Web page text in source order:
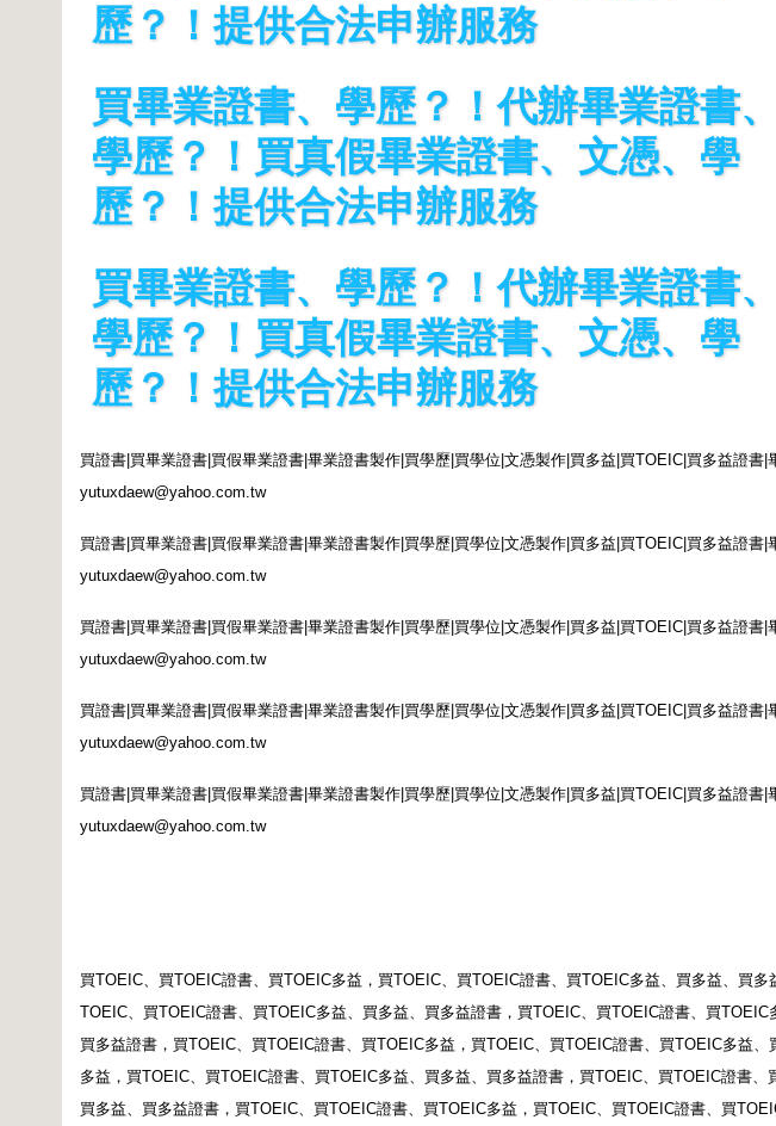
歷？！提供合法申辦服務
買畢業證書、學歷？！代辦畢業證書、
學歷？！買真假畢業證書、文憑、學
歷？！提供合法申辦服務
買畢業證書、學歷？！代辦畢業證書、
學歷？！買真假畢業證書、文憑、學
歷？！提供合法申辦服務
買證書 買畢業證書 買假畢業證書 畢業證書製作 買學歷 買學位 文憑製作 買多益 買TOEIC| 買多益證書
yutuxdaew@yahoo.com.tw
買證書 買畢業證書 買假畢業證書 畢業證書製作 買學歷 買學位 文憑製作 買多益 買TOEIC| 買多益證書
yutuxdaew@yahoo.com.tw
買證書 買畢業證書 買假畢業證書 畢業證書製作 買學歷 買學位 文憑製作 買多益 買TOEIC| 買多益證書
yutuxdaew@yahoo.com.tw
買證書 買畢業證書 買假畢業證書 畢業證書製作 買學歷 買學位 文憑製作 買多益 買TOEIC| 買多益證書
yutuxdaew@yahoo.com.tw
買證書 買畢業證書 買假畢業證書 畢業證書製作 買學歷 買學位 文憑製作 買多益 買TOEIC| 買多益證書
yutuxdaew@yahoo.com.tw
買TOEIC、買TOEIC證書、買TOEIC多益，買TOEIC、買TOEIC證書、買TOEIC多益、買多益、買多
TOEIC、買TOEIC證書、買TOEIC多益、買多益、買多益證書，買TOEIC、買TOEIC證書、買TOEIC
買多益證書，買TOEIC、買TOEIC證書、買TOEIC多益，買TOEIC、買TOEIC證書、買TOEIC多益、
多益，買TOEIC、買TOEIC證書、買TOEIC多益、買多益、買多益證書，買TOEIC、買TOEIC證書、
買多益、買多益證書，買TOEIC、買TOEIC證書、買TOEIC多益，買TOEIC、買TOEIC證書、買